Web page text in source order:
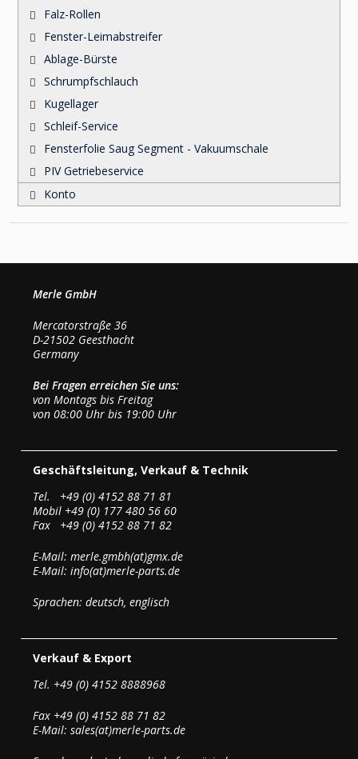
Falz-Rollen
Fenster-Leimabstreifer
Ablage-Bürste
Schrumpfschlauch
Kugellager
Schleif-Service
Fensterfolie Saug Segment - Vakuumschale
PIV Getriebeservice
Konto
Merle GmbH
Mercatorstraße 36
D-21502 Geesthacht
Germany
Bei Fragen erreichen Sie uns:
von Montags bis Freitag
von 08:00 Uhr bis 19:00 Uhr
Geschäftsleitung, Verkauf & Technik
Tel. +49 (0) 4152 88 71 81
Mobil +49 (0) 177 480 56 60
Fax +49 (0) 4152 88 71 82
E-Mail: merle.gmbh(at)gmx.de
E-Mail: info(at)merle-parts.de
Sprachen: deutsch, englisch
Verkauf & Export
Tel. +49 (0) 4152 8888968
Fax +49 (0) 4152 88 71 82
E-Mail: sales(at)merle-parts.de